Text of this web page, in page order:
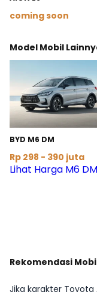
coming soon
Model Mobil
BYD M6 DM
Rp 298 - 390 juta
Lihat Harga M6 DM
Rekomendasi
Jika karakter